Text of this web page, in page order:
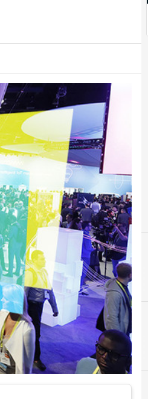
Android
Cloud Computing